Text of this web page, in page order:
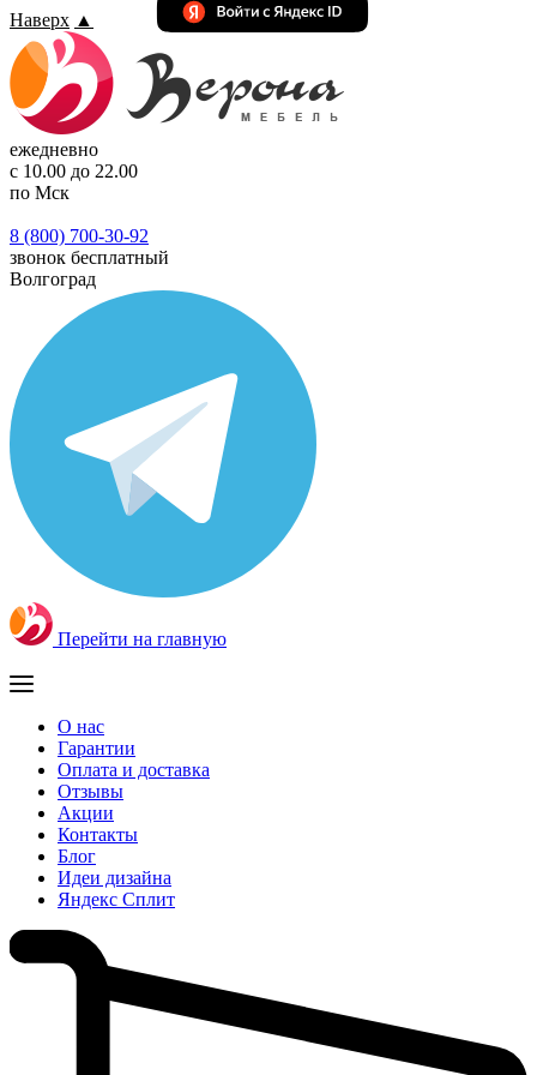
Наверх ▲
ежедневно
с 10.00 до 22.00
по Мск
8 (800) 700-30-92
звонок бесплатный
Волгоград
Перейти на главную
О нас
Гарантии
Оплата и доставка
Отзывы
Акции
Контакты
Блог
Идеи дизайна
Яндекс Сплит